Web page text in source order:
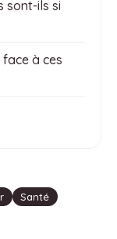
sont-ils si
à ces
Santé